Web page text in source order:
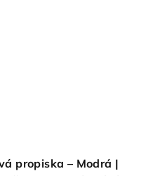
propiska – Modrá |